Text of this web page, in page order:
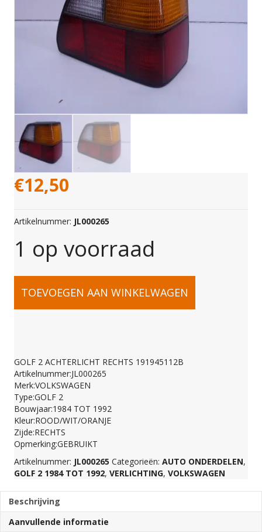
€12,50
Artikelnummer: JL000265
1 op voorraad
GOLF
ACHTERLICHT
RECHTS
191945112B
aantal
TOEVOEGEN AAN WINKELWAGEN
GOLF 2 ACHTERLICHT RECHTS 191945112B
Artikelnummer:JL000265
Merk:VOLKSWAGEN
Type:GOLF 2
Bouwjaar:1984 TOT 1992
Kleur:ROOD/WIT/ORANJE
Zijde:RECHTS
Opmerking:GEBRUIKT
Artikelnummer: JL000265 Categorieën: AUTO ONDERDELEN,
GOLF 2 1984 TOT 1992, VERLICHTING, VOLKSWAGEN
Beschrijving
Aanvullende informatie